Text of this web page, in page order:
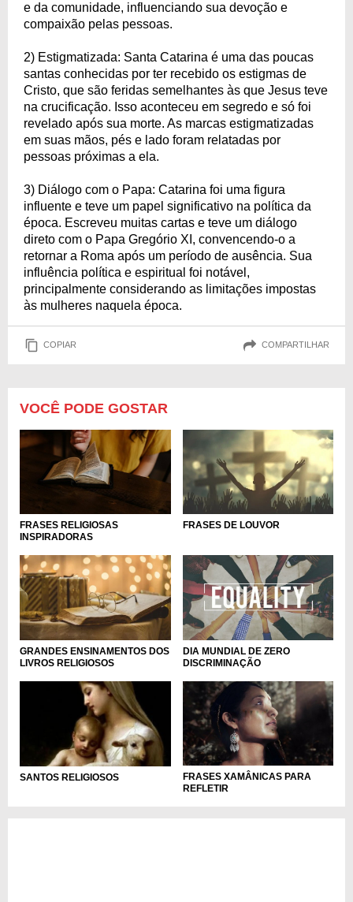
e da comunidade, influenciando sua devoção e
compaixão pelas pessoas.
2) Estigmatizada: Santa Catarina é uma das poucas
santas conhecidas por ter recebido os estigmas de
Cristo, que são feridas semelhantes às que Jesus teve
na crucificação. Isso aconteceu em segredo e só foi
revelado após sua morte. As marcas estigmatizadas
em suas mãos, pés e lado foram relatadas por
pessoas próximas a ela.
3) Diálogo com o Papa: Catarina foi uma figura
influente e teve um papel significativo na política da
época. Escreveu muitas cartas e teve um diálogo
direto com o Papa Gregório XI, convencendo-o a
retornar a Roma após um período de ausência. Sua
influência política e espiritual foi notável,
principalmente considerando as limitações impostas
às mulheres naquela época.
COPIAR COMPARTILHAR
VOCÊ PODE GOSTAR
FRASES RELIGIOSAS
INSPIRADORAS
FRASES DE LOUVOR
GRANDES ENSINAMENTOS DOS
LIVROS RELIGIOSOS
DIA MUNDIAL DE ZERO
DISCRIMINAÇÃO
SANTOS RELIGIOSOS
FRASES XAMÂNICAS PARA
REFLETIR